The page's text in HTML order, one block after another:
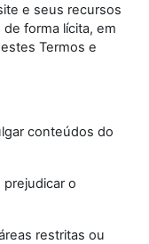
e seus recursos
forma lícita, em
Termos e
conteúdos do
o
restritas ou